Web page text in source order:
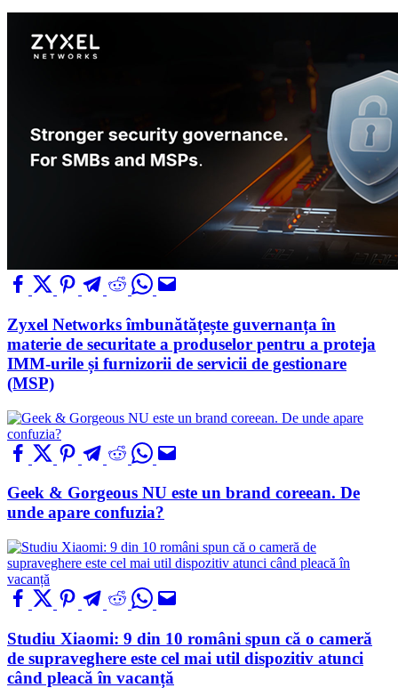
Zyxel Networks îmbunătățește guvernanța în
materie de securitate a produselor pentru a proteja
IMM-urile și furnizorii de servicii de gestionare
(MSP)
Geek & Gorgeous NU este un brand coreean. De
unde apare confuzia?
Studiu Xiaomi: 9 din 10 români spun că o cameră
de supraveghere este cel mai util dispozitiv atunci
când pleacă în vacanță